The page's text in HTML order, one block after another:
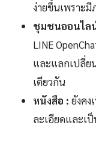
ง่ายขึ้นเพราะ
ชุมชนออนไล
LINE
และแลกเปลี่ย
เดียวกัน
หนังสือ : ยังคง
ละเอียดและเ